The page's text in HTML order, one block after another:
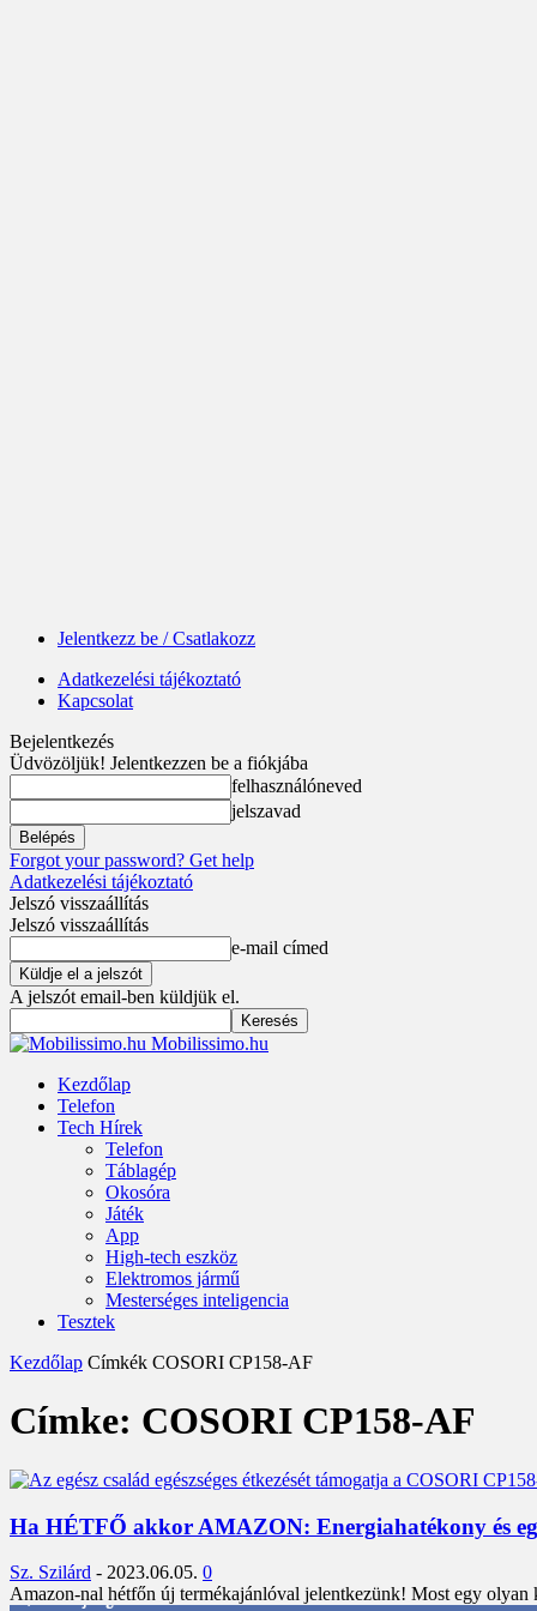
Jelentkezz be / Csatlakozz
Adatkezelési tájékoztató
Kapcsolat
Bejelentkezés
Üdvözöljük! Jelentkezzen be a fiókjába
felhasználóneved
jelszavad
Forgot your password? Get help
Adatkezelési tájékoztató
Jelszó visszaállítás
Jelszó visszaállítás
e-mail címed
A jelszót email-ben küldjük el.
Mobilissimo.hu
Kezdőlap
Telefon
Tech Hírek
Telefon
Táblagép
Okosóra
Játék
App
High-tech eszköz
Elektromos jármű
Mesterséges inteligencia
Tesztek
Kezdőlap Címkék COSORI CP158-AF
Címke: COSORI CP158-AF
Ha HÉTFŐ akkor AMAZON: Energiahatékony és
Sz. Szilárd - 2023.06.05. 0
Amazon-nal hétfőn új termékajánlóval jelentkezünk! Most egy
3,452 Rajongók